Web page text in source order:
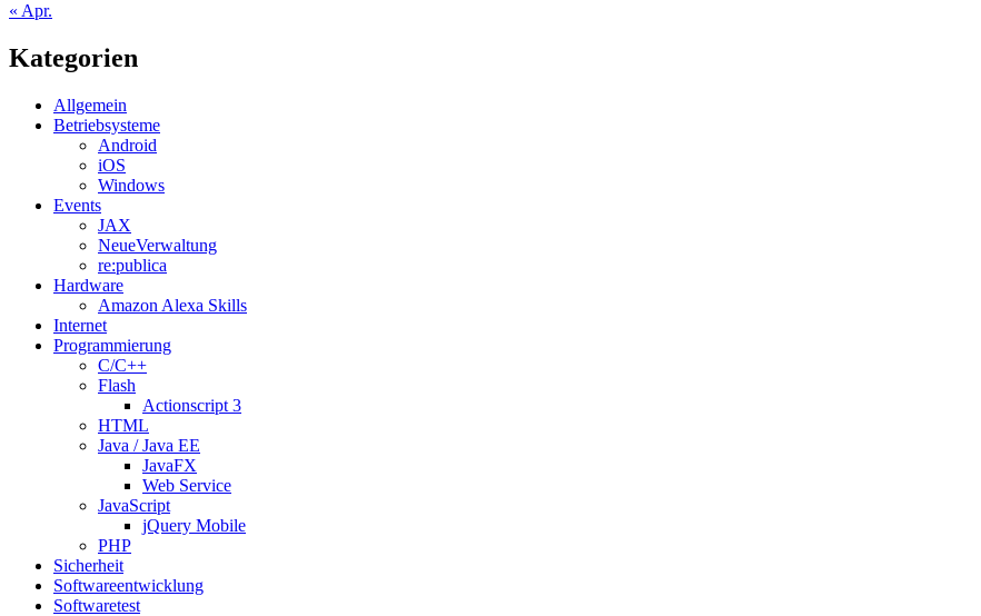
« Apr.
Kategorien
Allgemein
Betriebsysteme
Android
iOS
Windows
Events
JAX
NeueVerwaltung
re:publica
Hardware
Amazon Alexa Skills
Internet
Programmierung
C/C++
Flash
Actionscript 3
HTML
Java / Java EE
JavaFX
Web Service
JavaScript
jQuery Mobile
PHP
Sicherheit
Softwareentwicklung
Softwaretest